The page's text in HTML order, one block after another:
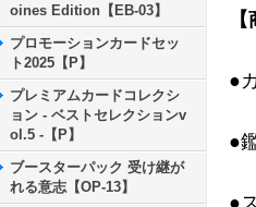
oines Edition【EB-03】
プロモーションカードセッ
ト2025【P】
プレミアムカードコレクシ
ョン - ベストセレクションv
ol.5 -【P】
ブースターパック 受け継が
れる意志【OP-13】
●
●
●